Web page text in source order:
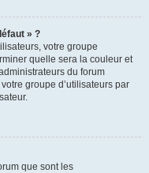
» ?
votre groupe
quelle sera la couleur et
du forum
groupe d’utilisateurs par
que sont les